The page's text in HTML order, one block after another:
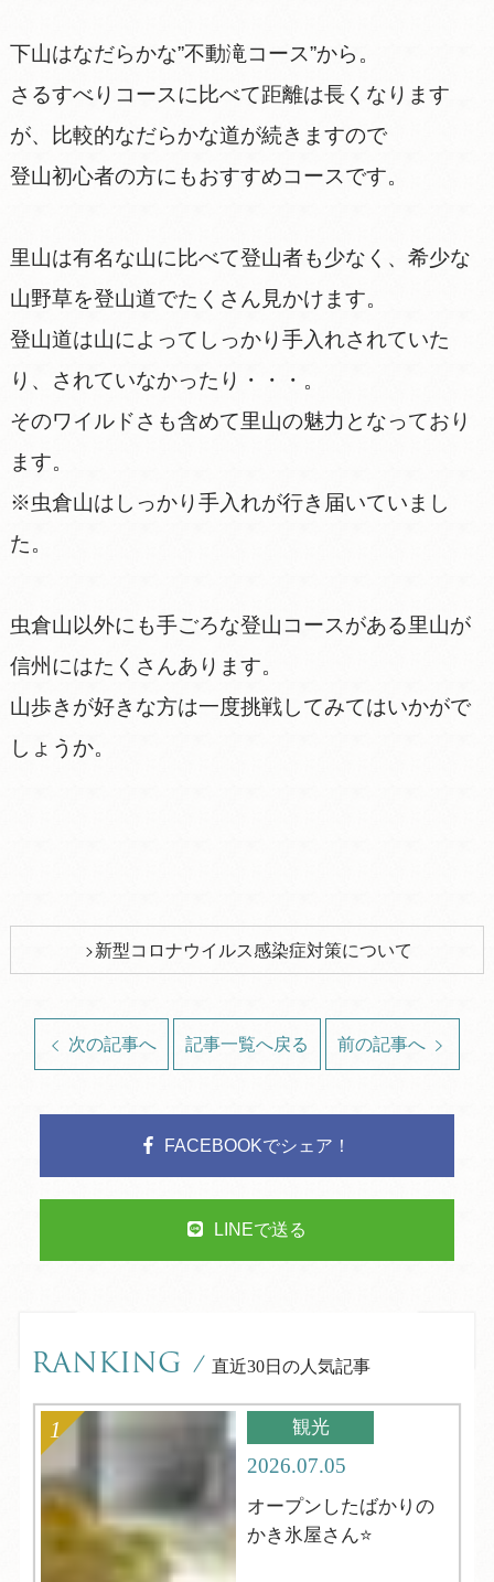
下山はなだらかな”不動滝コース”から。
さるすべりコースに比べて距離は長くなります
が、比較的なだらかな道が続きますので
登山初心者の方にもおすすめコースです。
里山は有名な山に比べて登山者も少なく、希少な
山野草を登山道でたくさん見かけます。
登山道は山によってしっかり手入れされていた
り、されていなかったり・・・。
そのワイルドさも含めて里山の魅力となっており
ます。
※虫倉山はしっかり手入れが行き届いていまし
た。
虫倉山以外にも手ごろな登山コースがある里山が
信州にはたくさんあります。
山歩きが好きな方は一度挑戦してみてはいかがで
しょうか。
新型コロナウイルス感染症対策について
次の記事へ 記事一覧へ戻る 前の記事へ
FACEBOOKでシェア！
LINEで送る
RANKING / 直近30日の人気記事
観光
2026.07.05
オープンしたばかりの
かき氷屋さん⭐